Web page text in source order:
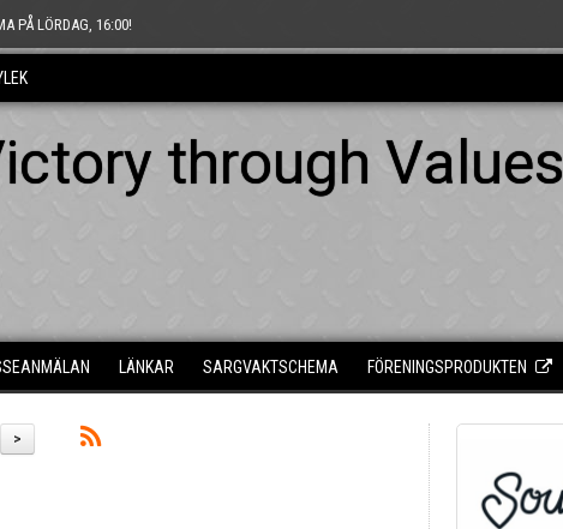
PÅ LÖRDAG, 16:00!
through Values
LÄNKAR SARGVAKTSCHEMA FÖRENINGSPRODUKTEN
>